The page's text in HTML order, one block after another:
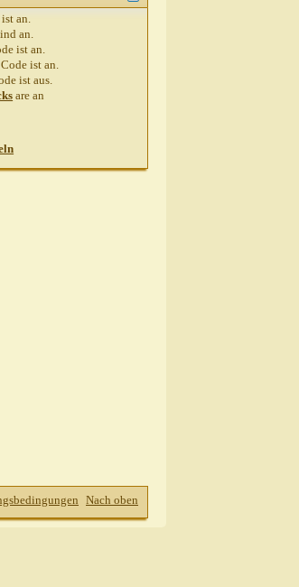
istan.
an.
istan.
Code istan.
istaus.
arean
Nach oben